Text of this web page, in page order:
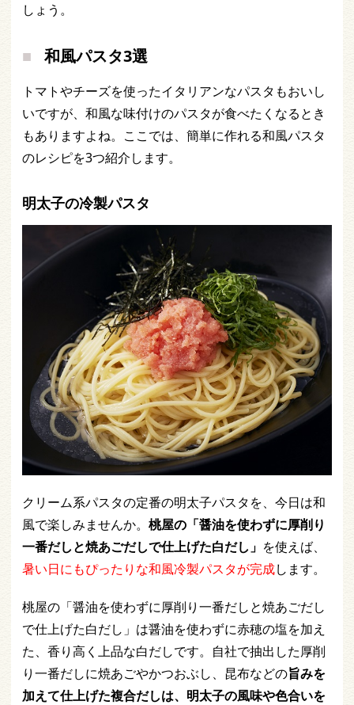
しょう。
和風パスタ3選
トマトやチーズを使ったイタリアンなパスタもおいし
いですが、和風な味付けのパスタが食べたくなるとき
もありますよね。ここでは、簡単に作れる和風パスタ
のレシピを3つ紹介します。
明太子の冷製パスタ
クリーム系パスタの定番の明太子パスタを、今日は和
風で楽しみませんか。 桃屋の「醤油を使わずに厚削り
一番だしと焼あごだしで仕上げた白だし」 を使えば、
暑い日にもぴったりな和風冷製パスタが完成します。
桃屋の「醤油を使わずに厚削り一番だしと焼あごだし
で仕上げた白だし」は醤油を使わずに赤穂の塩を加え
た、香り高く上品な白だしです。自社で抽出した厚削
り一番だしに焼あごやかつおぶし、昆布などの旨みを
加えて仕上げた複合だしは、明太子の風味や色合いを